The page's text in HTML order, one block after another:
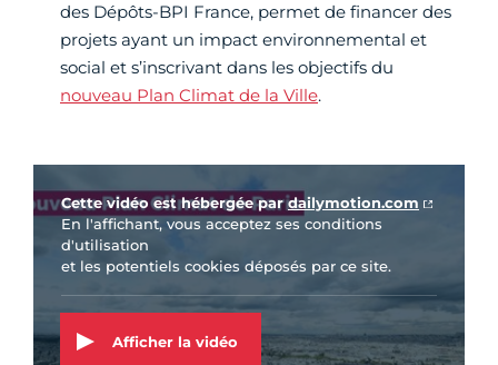
des Dépôts-BPI France, permet de financer des
projets ayant un impact environnemental et
social et s’inscrivant dans les objectifs du
nouveau Plan Climat de la Ville.
Cette vidéo est hébergée pardailymotion.com
En l'affichant, vous acceptez ses conditions
d'utilisation
et les potentiels cookies déposés par ce site.
Afficher la vidéo